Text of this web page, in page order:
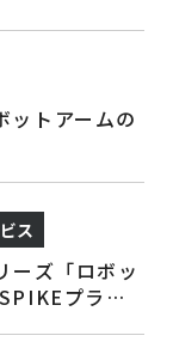
ットアームの
ス
ーズ「ロボッ
プライ